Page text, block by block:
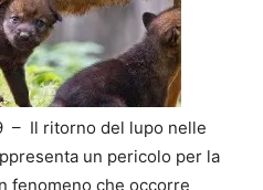
– Il ritorno del lupo nelle
un pericolo per la
fenomeno che occorre